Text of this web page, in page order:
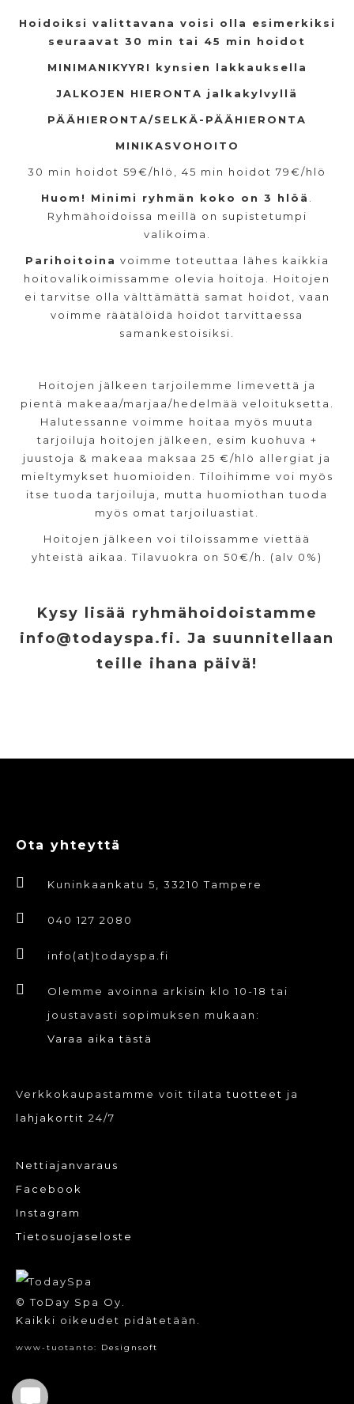
Hoidoiksi valittavana voisi olla esimerkiksi
seuraavat 30 min tai 45 min hoidot
MINIMANIKYYRI kynsien lakkauksella
JALKOJEN HIERONTA jalkakylvyllä
PÄÄHIERONTA/SELKÄ-PÄÄHIERONTA
MINIKASVOHOITO
30 min hoidot 59€/hlö, 45 min hoidot 79€/hlö
Huom! Minimi ryhmän koko on 3 hlöä
Ryhmähoidoissa meillä on supistetumpi
valikoima.
Parihoitoina voimme toteuttaa lähes kaikkia
hoitovalikoimissamme olevia hoitoja. Hoitojen
ei tarvitse olla välttämättä samat hoidot, vaan
voimme räätälöidä hoidot tarvittaessa
samankestoisiksi.
Hoitojen jälkeen tarjoilemme limevettä ja
pientä makeaa/marjaa/hedelmää veloituksetta.
Halutessanne voimme hoitaa myös muuta
tarjoiluja hoitojen jälkeen, esim kuohuva +
juustoja & makeaa maksaa 25 €/hlö allergiat ja
mieltymykset huomioiden. Tiloihimme voi myös
itse tuoda tarjoiluja, mutta huomiothan tuoda
myös omat tarjoiluastiat.
Hoitojen jälkeen voi tiloissamme viettää
yhteistä aikaa. Tilavuokra on 50€/h. (alv 0%)
Kysy lisää ryhmähoidoistamme
info@todayspa.fi. Ja suunnitellaan
teille ihana päivä!
Ota yhteyttä
Kuninkaankatu 5, 33210 Tampere
040 127 2080
info(at)todayspa.fi
Olemme avoinna arkisin klo 10-18 tai
joustavasti sopimuksen mukaan:
Varaa aika tästä
Verkkokaupastamme voit tilatatuotteet ja
lahjakortit 24/7
Nettiajanvaraus
Facebook
Instagram
Tietosuojaseloste
© ToDay Spa Oy.
Kaikki oikeudet pidätetään.
www-tuotanto: Designsoft